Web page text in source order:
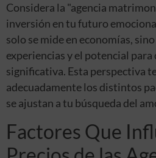
Considera la "agencia
inversión en tu futuro
solo se mide en economías,
experiencias y el potencial
significativa. Esta perspectiva
adecuadamente los distintos
se ajustan a tu búsqueda del
Factores Que